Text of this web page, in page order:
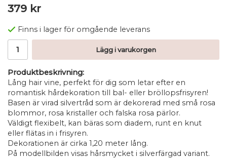
379 kr
Finns i lager för omgående leverans
Lägg i varukorgen
Produktbeskrivning:
Lång hair vine, perfekt för dig som letar efter en
romantisk hårdekoration till bal- eller bröllopsfrisyren!
Basen är virad silvertråd som är dekorerad med små rosa
blommor, rosa kristaller och falska rosa pärlor.
Väldigt flexibelt, kan bäras som diadem, runt en knut
eller flätas in i frisyren.
Dekorationen är cirka 1,20 meter lång.
På modellbilden visas hårsmycket i silverfärgad variant.